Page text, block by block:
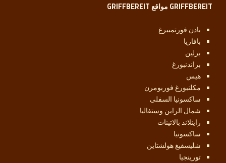
GRIFFBEREIT مواقع GRIFFBEREIT
بادن فورتمبيرغ
بافاريا
برلين
براندنبورغ
هيس
مكلنبورغ فوربومرن
ساكسونيا السفلى
شمال الراين وستفاليا
راينلاند بالاتينات
ساكسونيا
شليسفيغ هولشتاين
تورينجيا